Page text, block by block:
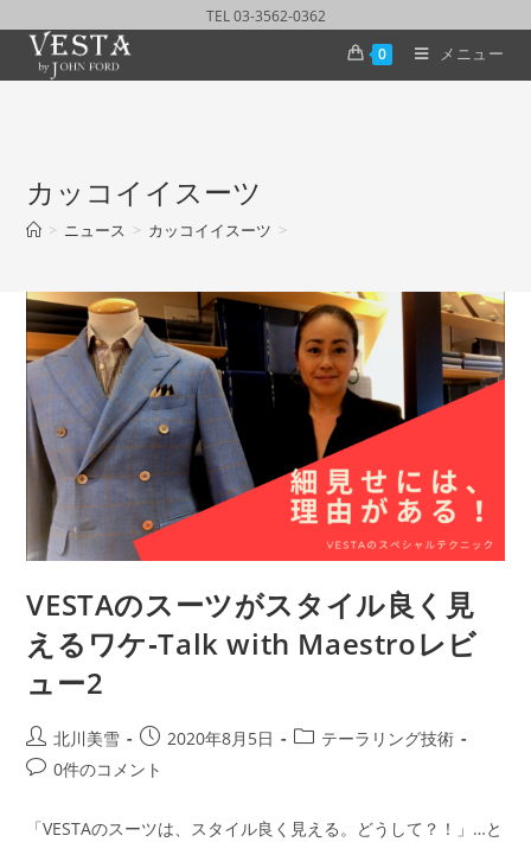
TEL 03-3562-0362
0
メニュー
カッコイイスーツ
> ニュース > カッコイイスーツ >
VESTAのスーツがスタイル良く見
えるワケ‐Talk with Maestroレビ
ュー2
北川美雪 2020年8月5日
テーラリング技術
0件のコメント
「VESTAのスーツは、スタイル良く見える。どうして？！」…と